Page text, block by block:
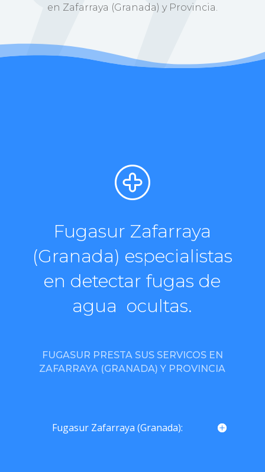
en Zafarraya (Granada) y Provincia.
Fugasur Zafarraya
(Granada) especialistas
en detectar fugas de
agua ocultas.
FUGASUR PRESTA SUS SERVICOS EN
ZAFARRAYA (GRANADA) Y PROVINCIA
Fugasur Zafarraya (Granada):